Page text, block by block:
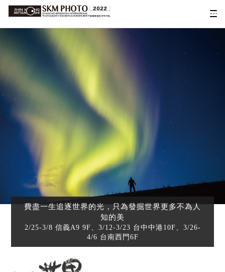
費盡一生追逐世界的光，只為發掘世界更多不為人
知的美
2/25-3/8 信義A9 9F、3/12-3/23 台中中港10F、3/26-
4/6 台南西門6F